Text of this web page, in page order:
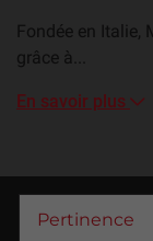
Fondée en Italie,
grâce à...
En savoir plus
Pertinence